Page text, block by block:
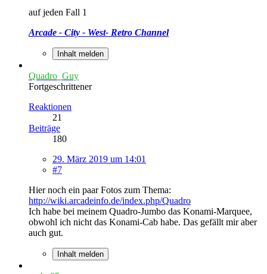
auf jeden Fall 1
Arcade - City - West- Retro Channel
Inhalt melden
Quadro_Guy
Fortgeschrittener
Reaktionen
21
Beiträge
180
29. März 2019 um 14:01
#7
Hier noch ein paar Fotos zum Thema:
http://wiki.arcadeinfo.de/index.php/Quadro
Ich habe bei meinem Quadro-Jumbo das Konami-Marquee,
obwohl ich nicht das Konami-Cab habe. Das gefällt mir aber
auch gut.
Inhalt melden